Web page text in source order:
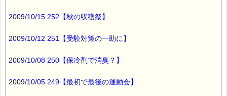
なぜ娘の宿題が
今も謎のままです (^^;)
バッチフラワーも謎ですよねー
2009/10/15 252【秋の収穫祭】
2009/10/12 251【受験対策の一助に】
2009/10/08 250【保冷剤で消臭？】
2009/10/05 249【最初で最後の運動会】